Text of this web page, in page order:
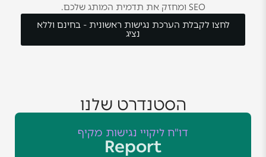
SEO ומחזק את תדמית המותג שלכם.
לחצו לקבלת הערכת נגישות ראשונית - בחינם וללא
נציג
הסטנדרט שלנו
דו"ח ליקויי נגישות מקיף​
Report